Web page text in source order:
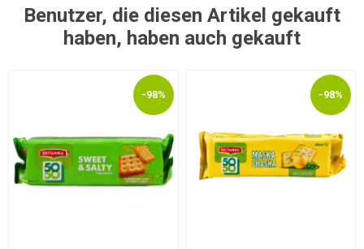
Benutzer, die diesen Artikel gekauft
haben, haben auch gekauft
-98% -98%